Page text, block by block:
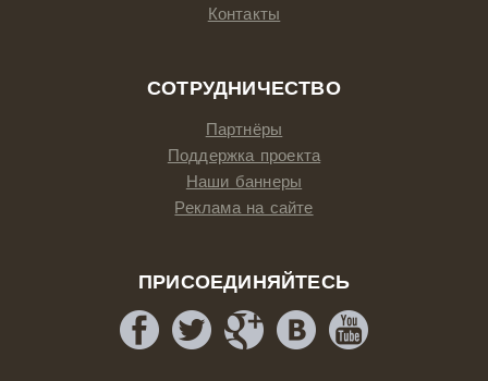
Контакты
СОТРУДНИЧЕСТВО
Партнёры
Поддержка проекта
Наши баннеры
Реклама на сайте
ПРИСОЕДИНЯЙТЕСЬ